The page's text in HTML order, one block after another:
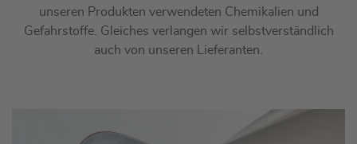
unseren Produkten verwendeten Chemikalien und
Gefahrstoffe. Gleiches verlangen wir selbstverständlich
auch von unseren Lieferanten.